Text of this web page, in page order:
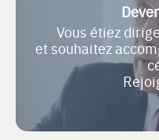
Vous étiez
et souhaitez